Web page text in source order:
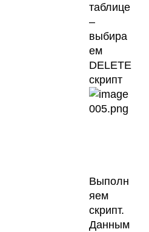
таблице
–
выбира
ем
DELETE
скрипт
Выполн
яем
скрипт.
Данным